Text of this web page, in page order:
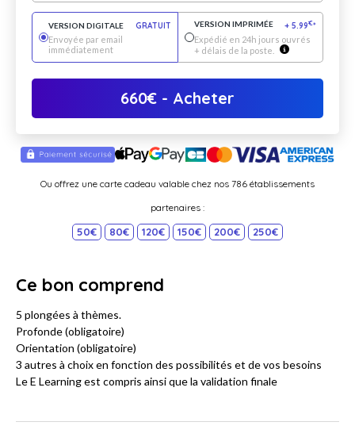
VERSION DIGITALE
GRATUIT
Envoyée par email
immédiatement
VERSION IMPRIMÉE + 5.99€*
Expédié en 24h jours ouvrés
+ délais de la poste.
660€ - Acheter
Ou offrez une carte cadeau valable chez nos 786 établissements
partenaires :
50€ 80€ 120€ 150€ 200€ 250€
Ce bon comprend
5 plongées à thèmes.
Profonde (obligatoire)
Orientation (obligatoire)
3 autres à choix en fonction des possibilités et de vos besoins
Le E Learning est compris ainsi que la validation finale